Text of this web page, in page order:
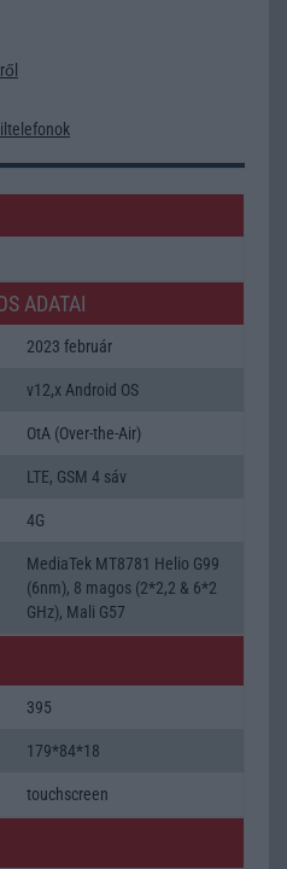
ADATAI
2023 február
v12,x Android OS
OtA (Over-the-Air)
LTE, GSM 4 sáv
4G
MediaTek MT8781 Helio G99
(6nm), 8 magos (2*2,2 & 6*2
GHz), Mali G57
395
179*84*18
touchscreen